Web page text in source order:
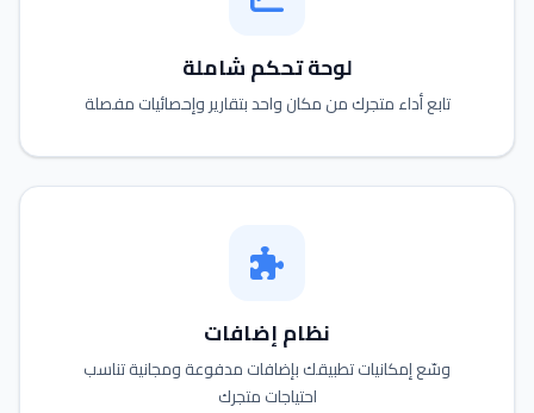
لوحة تحكم شاملة
تابع أداء متجرك من مكان واحد بتقارير وإحصائيات مفصلة
نظام إضافات
وسّع إمكانيات تطبيقك بإضافات مدفوعة ومجانية تناسب
احتياجات متجرك